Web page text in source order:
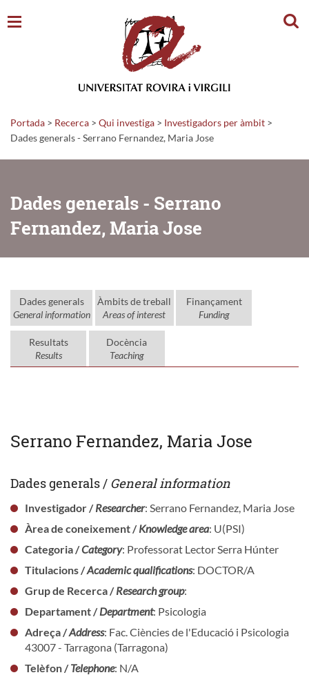
Portada > Recerca > Qui investiga > Investigadors per àmbit >
Dades generals - Serrano Fernandez, Maria Jose
Dades generals - Serrano
Fernandez, Maria Jose
Dades generals
General information
Àmbits de treball
Areas of interest
Finançament
Funding
Resultats
Results
Docència
Teaching
Serrano Fernandez, Maria Jose
Dades generals / General information
Investigador /Researcher: Serrano Fernandez, Maria Jose
Àrea de coneixement /Knowledge area: U(PSI)
Categoria /Category: Professorat Lector Serra Húnter
Titulacions /Academic qualifications: DOCTOR/A
Grup de Recerca /Research group:
Departament /Department: Psicologia
Adreça /Address: Fac. Ciències de l'Educació i Psicologia
43007 - Tarragona (Tarragona)
Telèfon /Telephone: N/A